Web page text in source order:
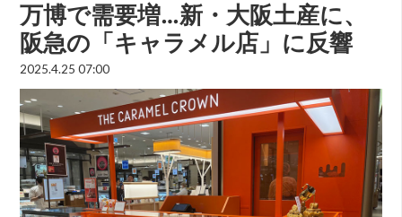
万博で需要増…新・大阪土産に、
阪急の「キャラメル店」に反響
2025.4.25 07:00